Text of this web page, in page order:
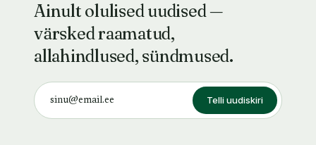
Ainult olulised uudised —
värsked raamatud,
allahindlused, sündmused.
Telli uudiskiri